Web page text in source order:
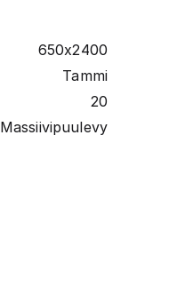
650x2400
Tammi
20
Massiivipuulevy